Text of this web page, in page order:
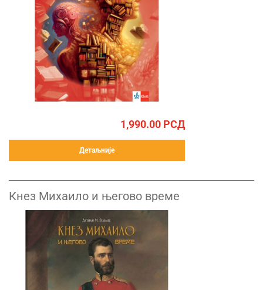
1,990.00 РСД
Детаљније
Кнез Михаило и његово време